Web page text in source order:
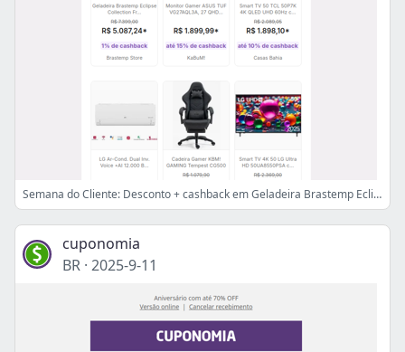
Semana do Cliente: Desconto + cashback em Geladeira Brastemp Eclipse Collection Fr... 💜
cuponomia
BR · 2025-9-11